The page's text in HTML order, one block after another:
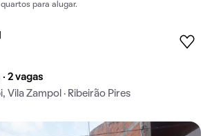
para alugar.
2 vagas
Vila Zampol · Ribeirão Pires